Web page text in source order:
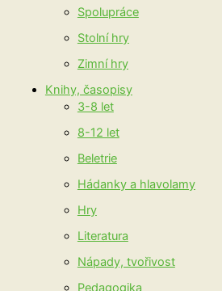
Spolupráce
Stolní hry
Zimní hry
Knihy, časopisy
3-8 let
8-12 let
Beletrie
Hádanky a hlavolamy
Hry
Literatura
Nápady, tvořivost
Pedagogika